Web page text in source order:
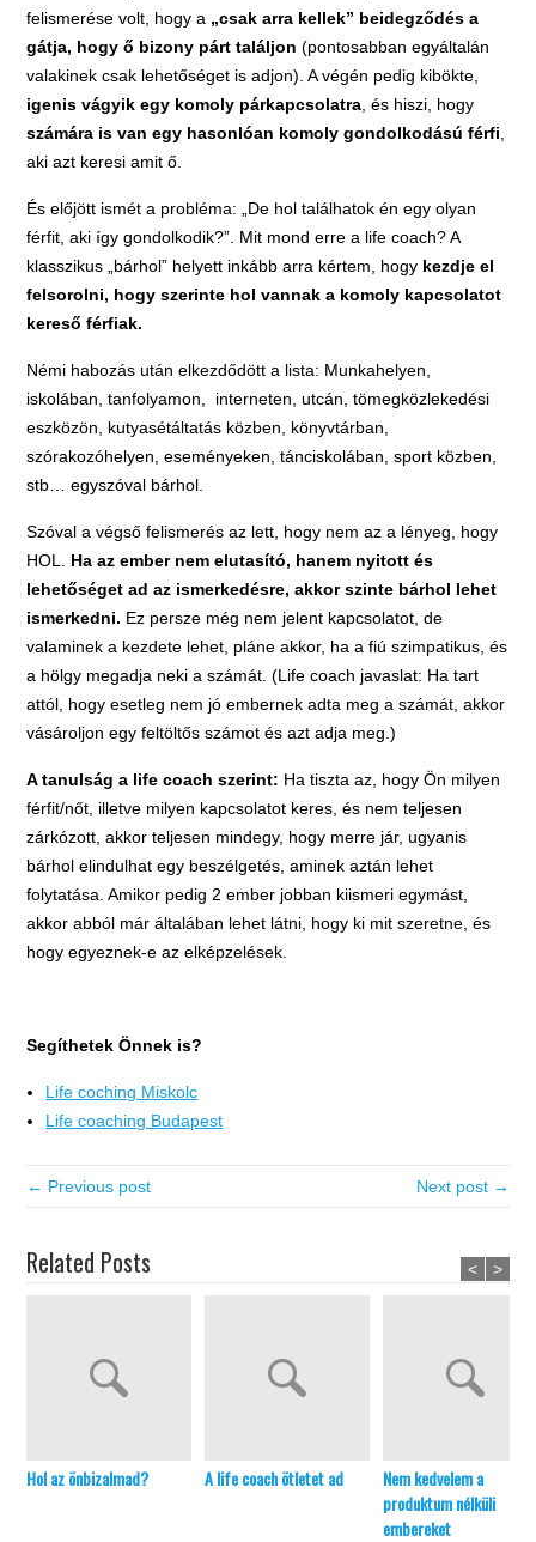
felismerése volt, hogy a „csak arra kellek” beidegződés a
gátja, hogy ő bizony párt találjon (pontosabban egyáltalán
valakinek csak lehetőséget is adjon). A végén pedig kibökte,
igenis vágyik egy komoly párkapcsolatra , és hiszi, hogy
számára is van egy hasonlóan komoly gondolkodású férfi
aki azt keresi amit ő.
És előjött ismét a probléma: „De hol találhatok én egy olyan
férfit, aki így gondolkodik?”. Mit mond erre a life coach? A
klasszikus „bárhol” helyett inkább arra kértem, hogy kezdje el
felsorolni, hogy szerinte hol vannak a komoly kapcsolatot
kereső férfiak.
Némi habozás után elkezdődött a lista: Munkahelyen,
iskolában, tanfolyamon, interneten, utcán, tömegközlekedési
eszközön, kutyasétáltatás közben, könyvtárban,
szórakozóhelyen, eseményeken, tánciskolában, sport közben,
stb… egyszóval bárhol.
Szóval a végső felismerés az lett, hogy nem az a lényeg, hogy
HOL. Ha az ember nem elutasító, hanem nyitott és
lehetőséget ad az ismerkedésre, akkor szinte bárhol lehet
ismerkedni. Ez persze még nem jelent kapcsolatot, de
valaminek a kezdete lehet, pláne akkor, ha a fiú szimpatikus, és
a hölgy megadja neki a számát. (Life coach javaslat: Ha tart
attól, hogy esetleg nem jó embernek adta meg a számát, akkor
vásároljon egy feltöltős számot és azt adja meg.)
A tanulság a life coach szerint: Ha tiszta az, hogy Ön milyen
férfit/nőt, illetve milyen kapcsolatot keres, és nem teljesen
zárkózott, akkor teljesen mindegy, hogy merre jár, ugyanis
bárhol elindulhat egy beszélgetés, aminek aztán lehet
folytatása. Amikor pedig 2 ember jobban kiismeri egymást,
akkor abból már általában lehet látni, hogy ki mit szeretne, és
hogy egyeznek-e az elképzelések.
Segíthetek Önnek is?
Life coching Miskolc
Life coaching Budapest
← Previous post Next post →
Related Posts
Hol az önbizalmad? A life coach ötletet ad
Nem kedvelem a
produktum nélküli
embereket
< >